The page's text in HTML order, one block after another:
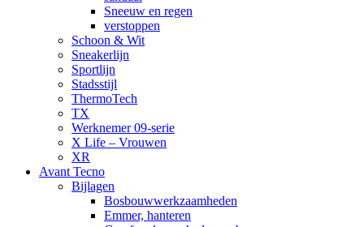
Sneeuw en regen
verstoppen
Schoon & Wit
Sneakerlijn
Sportlijn
Stadsstijl
ThermoTech
TX
Werknemer 09-serie
X Life – Vrouwen
XR
Avant Tecno
Bijlagen
Bosbouwwerkzaamheden
Emmer, hanteren